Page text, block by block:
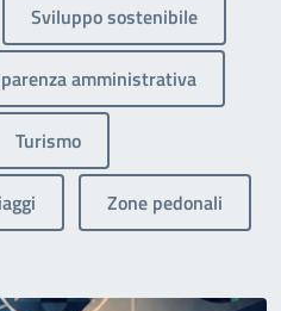
Sviluppo sostenibile
amministrativa
Turismo
Zone pedonali